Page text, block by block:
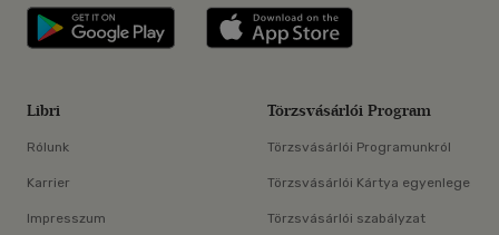
Libri applikáció Szerezd meg: Google
Libri
Rólunk
Karrier
Impresszum
Törzsvásárlói Program
Törzsvásárlói Programunkról
Törzsvásárlói Kártya egyenlege
Törzsvásárlói szabályzat